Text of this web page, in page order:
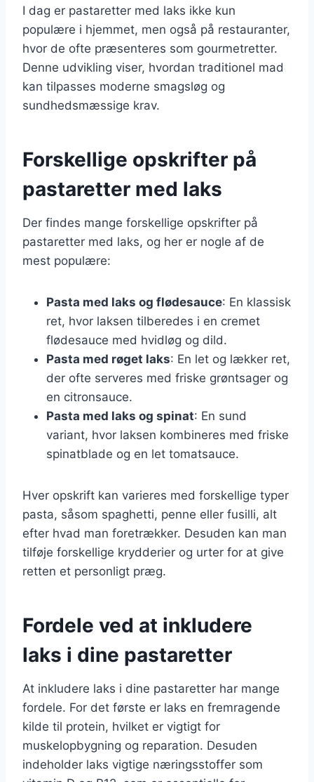
I dag er pastaretter med laks ikke kun
populære i hjemmet, men også på restauranter,
hvor de ofte præsenteres som gourmetretter.
Denne udvikling viser, hvordan traditionel mad
kan tilpasses moderne smagsløg og
sundhedsmæssige krav.
Forskellige opskrifter på
pastaretter med laks
Der findes mange forskellige opskrifter på
pastaretter med laks, og her er nogle af de
mest populære:
Pasta med laks og flødesauce: En klassisk
ret, hvor laksen tilberedes i en cremet
flødesauce med hvidløg og dild.
Pasta med røget laks: En let og lækker ret,
der ofte serveres med friske grøntsager og
en citronsauce.
Pasta med laks og spinat: En sund
variant, hvor laksen kombineres med friske
spinatblade og en let tomatsauce.
Hver opskrift kan varieres med forskellige typer
pasta, såsom spaghetti, penne eller fusilli, alt
efter hvad man foretrækker. Desuden kan man
tilføje forskellige krydderier og urter for at give
retten et personligt præg.
Fordele ved at inkludere
laks i dine pastaretter
At inkludere laks i dine pastaretter har mange
fordele. For det første er laks en fremragende
kilde til protein, hvilket er vigtigt for
muskelopbygning og reparation. Desuden
indeholder laks vigtige næringsstoffer som